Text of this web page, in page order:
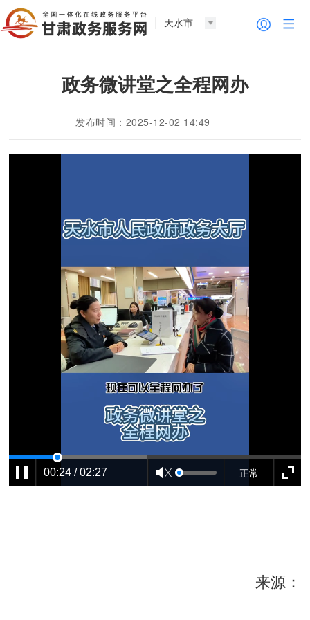
天水市
政务微讲堂之全程网办
发布时间：2025-12-02 14:49
00:24 / 02:27 正常
来源：